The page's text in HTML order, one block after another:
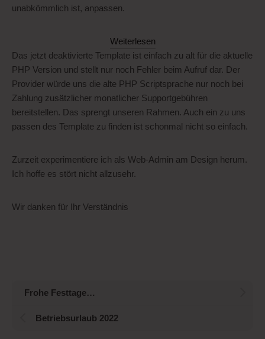
unabkömmlich ist, anpassen.
Weiterlesen:
Unsere
Webseite
muß
neu…
Das jetzt deaktivierte Template ist einfach zu alt für die aktuelle
PHP Version und stellt nur noch Fehler beim Aufruf dar. Der
Provider würde uns die alte PHP Scriptsprache nur noch bei
Zahlung zusätzlicher monatlicher Supportgebühren
bereitstellen. Das sprengt unseren Rahmen. Auch ein zu uns
passen des Template zu finden ist schonmal nicht so einfach.
Zurzeit experimentiere ich als Web-Admin am Design herum.
Ich hoffe es stört nicht allzusehr.
Wir danken für Ihr Verständnis
Frohe Festtage…
Betriebsurlaub 2022